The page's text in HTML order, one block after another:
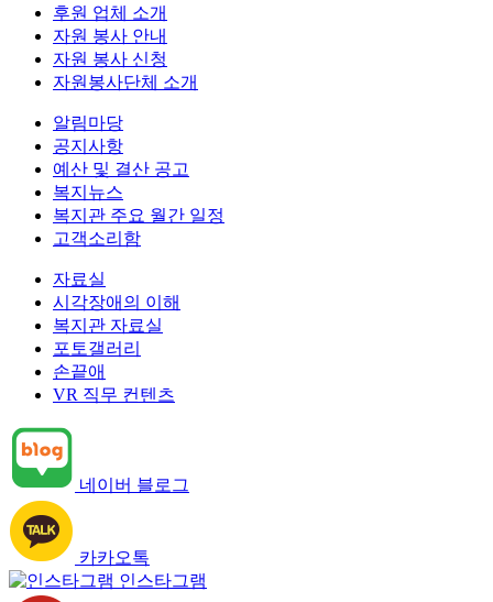
후원 업체 소개
자원 봉사 안내
자원 봉사 신청
자원봉사단체 소개
알림마당
공지사항
예산 및 결산 공고
복지뉴스
복지관 주요 월간 일정
고객소리함
자료실
시각장애의 이해
복지관 자료실
포토갤러리
손끝애
VR 직무 컨텐츠
네이버 블로그
카카오톡
인스타그램